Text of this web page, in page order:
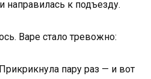
к подъезду.
Варе стало тревожно:
пару раз — и вот